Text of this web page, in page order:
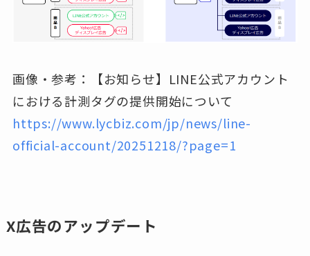
画像・参考：【お知らせ】LINE公式アカウント
における計測タグの提供開始について
https://www.lycbiz.com/jp/news/line-
official-account/20251218/?page=1
X広告のアップデート